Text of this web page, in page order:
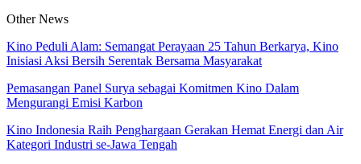
Other News
Kino Peduli Alam: Semangat Perayaan 25 Tahun Berkarya, Kino
Inisiasi Aksi Bersih Serentak Bersama Masyarakat
Pemasangan Panel Surya sebagai Komitmen Kino Dalam
Mengurangi Emisi Karbon
Kino Indonesia Raih Penghargaan Gerakan Hemat Energi dan Air
Kategori Industri se-Jawa Tengah